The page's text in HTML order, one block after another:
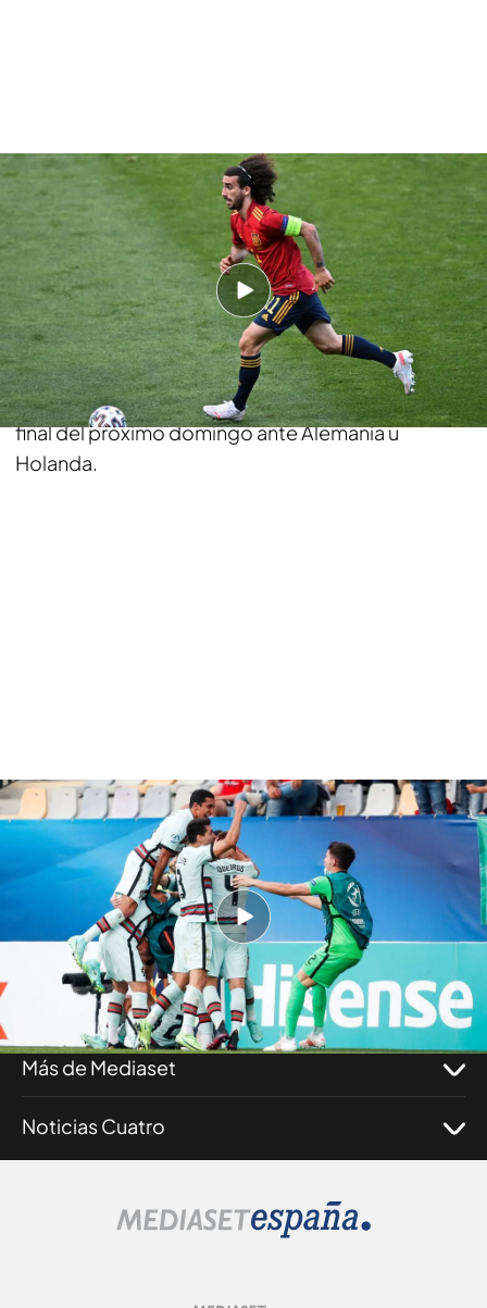
Balón al palo de Cucurella
Pese al dominio de la selección española, la mala
suerte se iba a aliar con los nuestros y a falta de
diez minutos,
Jorge Cuenca se marcaba en
propia puertatras una gran contra de Portugal.
Desde entonces, España se volcó al ataque pero
nada pudo hacer.Adiós al sueñode volver a
levantar la Eurocopa Sub21 y Portugal jugará la
final del próximo domingo ante Alemania u
Holanda.
Gol de Portugal
Nosotros
Corporativo
Programas
Más de Mediaset
Noticias Cuatro